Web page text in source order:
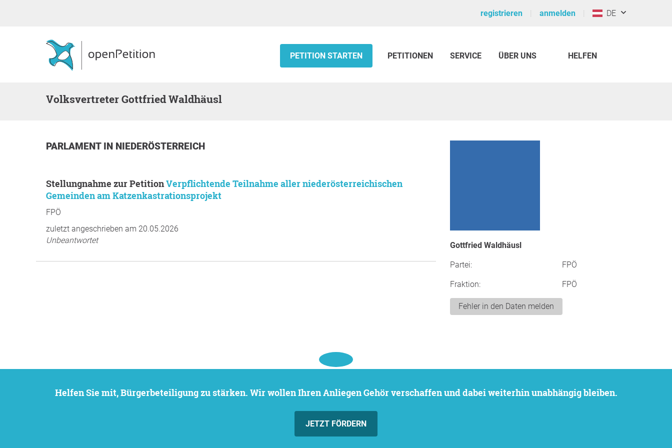
registrieren anmelden DE
PETITION STARTEN PETITIONEN SERVICE ÜBER UNS HELFEN
Volksvertreter Gottfried Waldhäusl
PARLAMENT IN NIEDERÖSTERREICH
Stellungnahme zur PetitionVerpflichtende Teilnahme aller niederösterreichischen
Gemeinden am Katzenkastrationsprojekt
FPÖ
zuletzt angeschrieben am 20.05.2026
Unbeantwortet
Gottfried Waldhäusl
Partei: FPÖ
Fraktion: FPÖ
Fehler in den Daten melden
Helfen Sie mit, Bürgerbeteiligung zu stärken. Wir wollen Ihren Anliegen Gehör verschaffen und dabei weiterhin unabhängig bleiben.
JETZT FÖRDERN